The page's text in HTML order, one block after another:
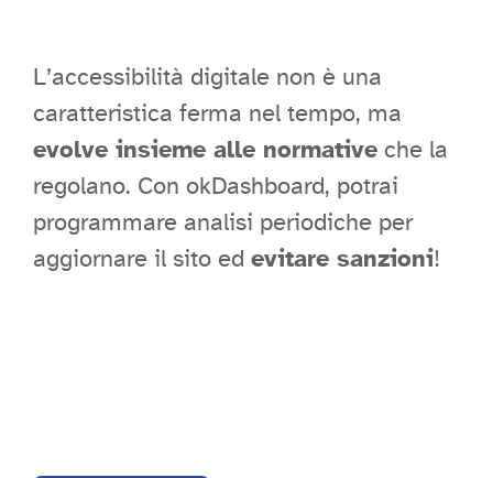
L’accessibilità digitale non è una
caratteristica ferma nel tempo, ma
evolve insieme alle normative che la
regolano. Con okDashboard, potrai
programmare analisi periodiche per
aggiornare il sito ed evitare sanzioni!